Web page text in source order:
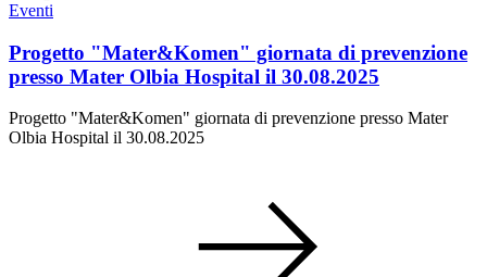
Eventi
Progetto "Mater&Komen" giornata di prevenzione
presso Mater Olbia Hospital il 30.08.2025
Progetto "Mater&Komen" giornata di prevenzione presso Mater
Olbia Hospital il 30.08.2025